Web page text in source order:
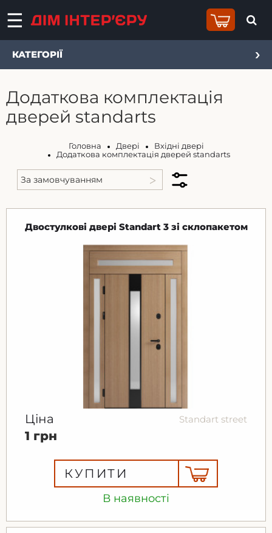
КАТЕГОРІЇ
Додаткова комплектація
дверей standarts
Головна Двері
Вхідні двері
Додаткова комплектація дверей standarts
В наявності
Двостулкові двері Standart 3 зі склопакетом
Ціна Standart street
1 грн
КУПИТИ